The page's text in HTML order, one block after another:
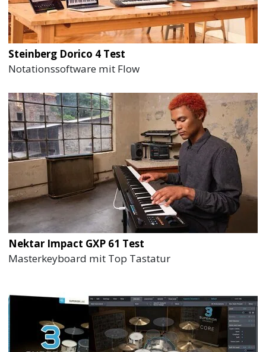
Steinberg Dorico 4 Test
Notationssoftware mit Flow
Nektar Impact GXP 61 Test
Masterkeyboard mit Top Tastatur